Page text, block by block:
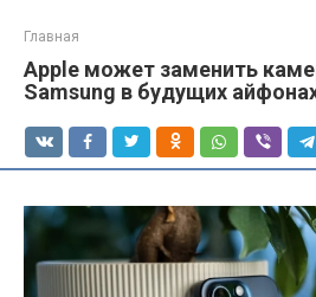
Главная
Apple может заменить
Samsung в будущих